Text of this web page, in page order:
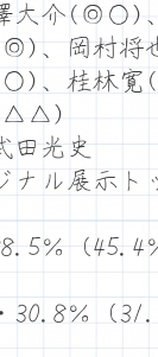
大介(◎○)
、岡村
、桂林
(△△)
田光史
ナル展示ト
％（45.4
％（